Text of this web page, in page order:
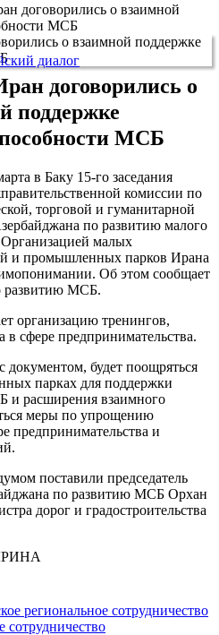
договорились о взаимной
МСБ
диалог
договорились о
поддержке
МСБ
в Баку 15-го заседания
комиссии по
торговой и гуманитарной
по развитию малого
малых
и промышленных парков Ирана
Об этом сообщает
развитию МСБ.
организацию тренингов,
сфере предпринимательства.
документом, будет поощряться
парках для поддержки
и расширения взаимного
меры по упрощению
предпринимательства и
поставили председатель
по развитию МСБ Орхан
дорог и градостроительства
региональное сотрудничество
сотрудничество